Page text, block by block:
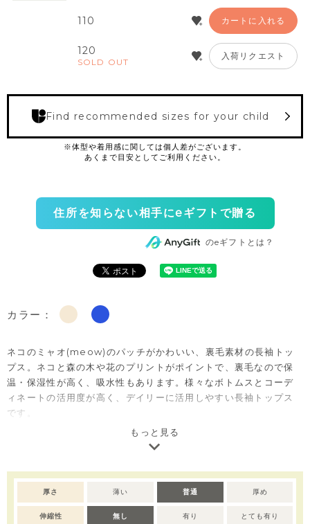
110 カートに入れる
120
SOLD OUT
入荷リクエスト
Find recommended sizes for your child
住所を知らない相手にeギフトで贈る
のeギフトとは？
カラー：
ネコのミャオ(meow)のパッチがかわいい、裏毛素材の長袖トッ
プス。ネコと森の木や花のプリントがポイントで、裏毛なので保
温・保湿性が高く、吸水性もあります。様々なボトムスとコーデ
ィネートの活用度が高く、デイリーに活用しやすい長袖トップス
です。
※サイズによって首元に脱着用のボタン開閉があります。
もっと見る
厚さ 薄い 普通 厚め
伸縮性 無し 有り とても有り